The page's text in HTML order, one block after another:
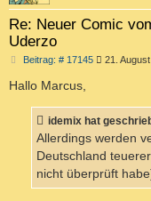
Re: Neuer Comic
Uderzo
Beitrag: # 17145B
r
a
21.
Hallo Marcus,
idemix hat
Allerdings werden
Deutschland
nicht überprüft